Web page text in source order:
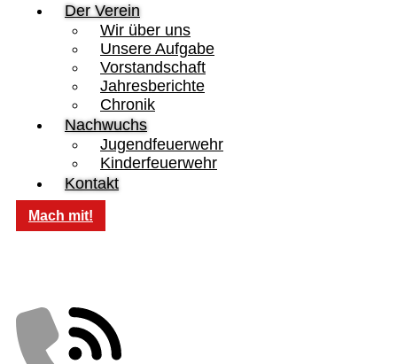
Der Verein
Wir über uns
Unsere Aufgabe
Vorstandschaft
Jahresberichte
Chronik
Nachwuchs
Jugendfeuerwehr
Kinderfeuerwehr
Kontakt
Mach mit!